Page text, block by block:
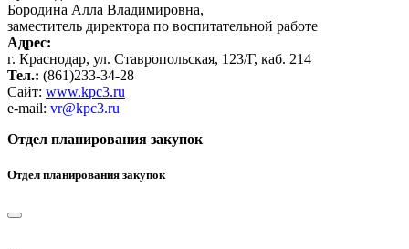
Бородина Алла Владимировна,
заместитель директора по воспитательной работе
Адрес:
г. Краснодар, ул. Ставропольская, 123/Г, каб. 214
Тел.: (861)233-34-28
Сайт: www.kpc3.ru
e-mail: vr@kpc3.ru
Отдел планирования закупок
Отдел планирования закупок